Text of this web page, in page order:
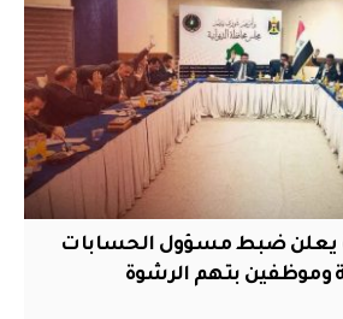
يعلن ضبط مسؤول الحسابات
وموظفين بتهم الرشوة